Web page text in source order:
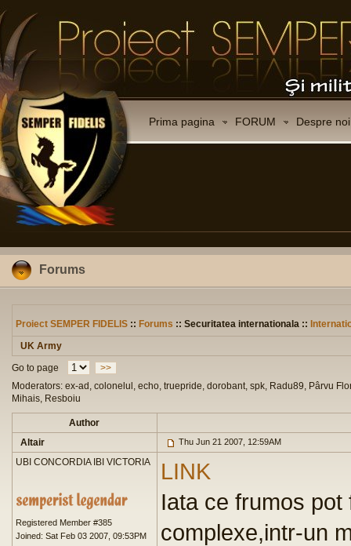
Prima pagina FORUM Despre noi
Forums
Proiect SEMPER FIDELIS :: Forums :: Securitatea internationala ::
UK Army
Go to page
>>
Moderators: ex-ad, colonelul, echo, truepride, dorobant, spk, Radu89, Pârvu
Mihais, Resboiu
Author
Altair
Thu Jun 21 2007, 12:59AM
UBI CONCORDIA IBI VICTORIA
Registered Member #385
Joined: Sat Feb 03 2007, 09:53PM
LINK
Iata ce frumos
complexe,intr-un